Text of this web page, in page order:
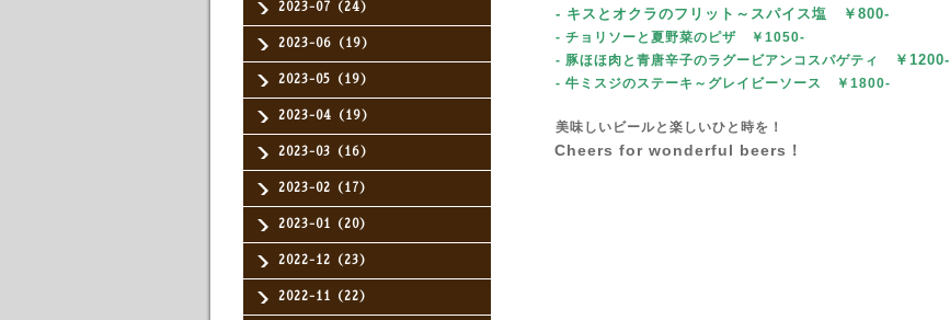
2023-07（24）
2023-06（19）
2023-05（19）
2023-04（19）
2023-03（16）
2023-02（17）
2023-01（20）
2022-12（23）
2022-11（22）
- キスとオクラのフリット～スパイス塩 ￥800-
- チョリソーと夏野菜のピザ ￥1050-
- 豚ほほ肉と青唐辛子のラグービアンコスパゲティ
￥1200-
- 牛ミスジのステーキ～グレイビーソース ￥1800-
美味しいビールと楽しいひと時を！
Cheers for wonderful beers！